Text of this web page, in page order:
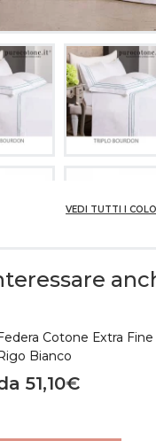
VEDI TUTTI I
Federa Cotone Extra
Rigo Bianco
51,10€